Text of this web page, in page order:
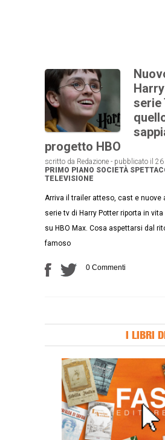
serie
progetto HBO
scritto da Redazione - pubblicato il
PRIMO PIANO SOCIETÀ
TELEVISIONE
Arriva il trailer atteso, cast e nuove
serie tv di Harry Potter riporta in
su HBO Max. Cosa aspettarsi dal
famoso
0 Commenti
I LIBRI